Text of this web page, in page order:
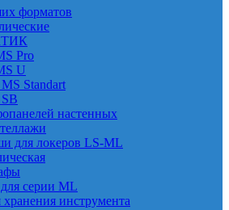
форматов
Pro
U
Standart
настенных
для локеров LS-ML
серии ML
инструмента